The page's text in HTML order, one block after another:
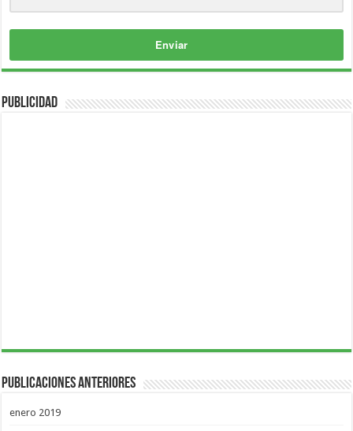
Publicidad
Publicaciones Anteriores
enero 2019